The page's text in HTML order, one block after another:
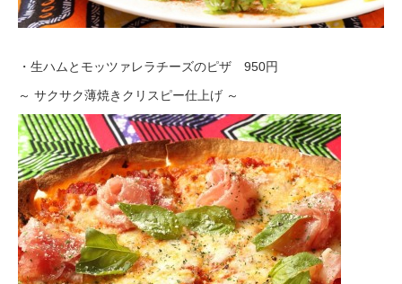
・生ハムとモッツァレラチーズのピザ 950円
～ サクサク薄焼きクリスピー仕上げ ～